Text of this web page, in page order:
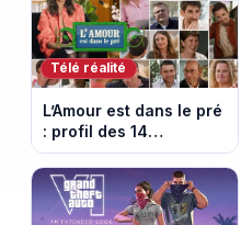
Télé réalité
L’Amour est dans le pré
: profil des 14
agriculteurs, speed
dating inédit et de
nouvelles histoires
d’amour